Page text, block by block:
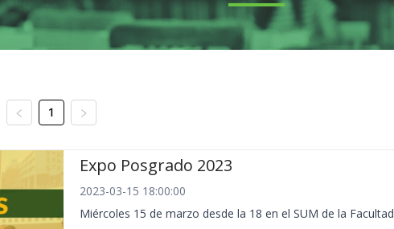
1
Expo Posgrado 2023
2023-03-15 18:00:00
Miércoles 15 de marzo desde la 18 en el SUM de la Facultad